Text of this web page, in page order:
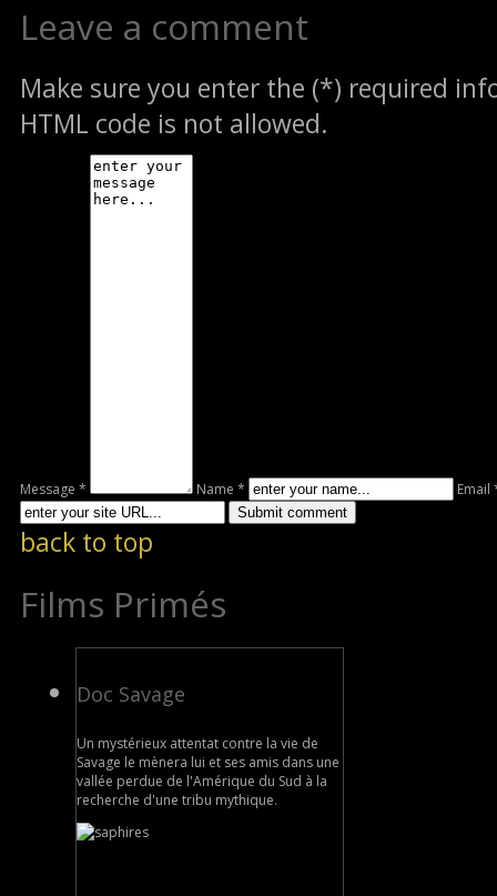
Leave a comment
Make sure you enter the (*) required
HTML code is not allowed.
Message * Name * Email
back to top
Films Primés
Doc Savage
Un mystérieux attentat contre la vie de
Savage le mènera lui et ses amis dans une
vallée perdue de l'Amérique du Sud à la
recherche d'une tribu mythique.